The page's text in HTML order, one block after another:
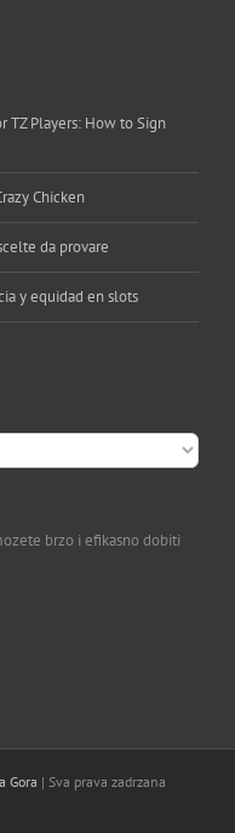
TZ Players: How to Sign
Chicken
da provare
y equidad en slots
brzo i efikasno dobiti
Gora | Sva prava zadrzana